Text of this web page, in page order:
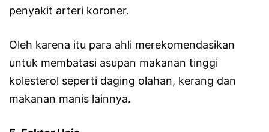
penyakit arteri koroner.
Oleh karena itu para ahli merekomendasikan
untuk membatasi asupan makanan tinggi
kolesterol seperti daging olahan, kerang dan
makanan manis lainnya.